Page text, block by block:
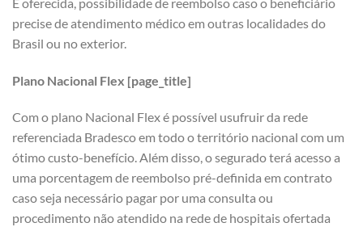
precise de atendimento médico em outras localidades do
Brasil ou no exterior.
Plano Nacional Flex [page_title]
Com o plano Nacional Flex é possível usufruir da rede
referenciada Bradesco em todo o território nacional com um
ótimo custo-benefício. Além disso, o segurado terá acesso a
uma porcentagem de reembolso pré-definida em contrato
caso seja necessário pagar por uma consulta ou
procedimento não atendido na rede de hospitais ofertada